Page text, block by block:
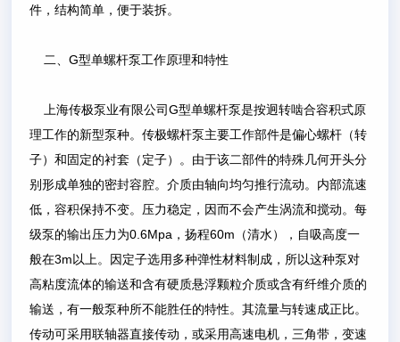
件，结构简单，便于装拆。
二、G型单螺杆泵工作原理和特性
上海传极泵业有限公司G型单螺杆泵是按迥转啮合容积式原
理工作的新型泵种。传极螺杆泵主要工作部件是偏心螺杆（转
子）和固定的衬套（定子）。由于该二部件的特殊几何开头分
别形成单独的密封容腔。介质由轴向均匀推行流动。内部流速
低，容积保持不变。压力稳定，因而不会产生涡流和搅动。每
级泵的输出压力为0.6Mpa，扬程60m（清水），自吸高度一
般在3m以上。因定子选用多种弹性材料制成，所以这种泵对
高粘度流体的输送和含有硬质悬浮颗粒介质或含有纤维介质的
输送，有一般泵种所不能胜任的特性。其流量与转速成正比。
传动可采用联轴器直接传动，或采用高速电机，三角带，变速